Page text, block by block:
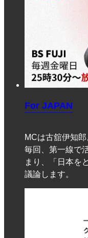
For JAPAN
MCは古舘伊知郎
毎回、第一線で
まり、「日本を
議論します。